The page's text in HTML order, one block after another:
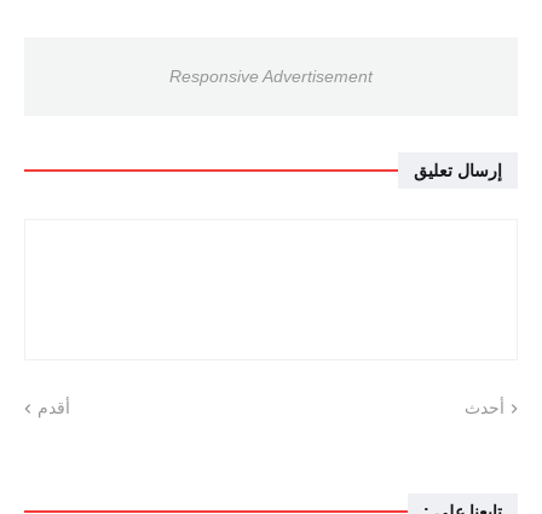
Responsive Advertisement
إرسال تعليق
أحدث أقدم